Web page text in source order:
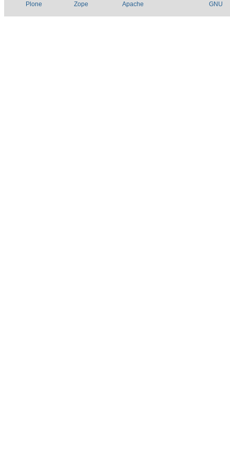
Plone Zope Apache GNU